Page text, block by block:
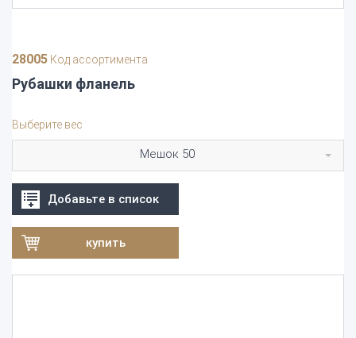
28005 Код ассортимента
Рубашки фланель
Выберите вес
Мешок 50
Добавьте в список
купить